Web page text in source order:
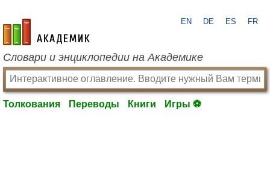
academic.ru
EN DE ES FR
Словари и энциклопедии на Академике
Толкования Переводы Книги Игры ⚽